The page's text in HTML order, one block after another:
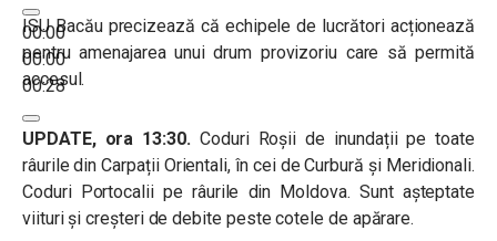
00:00
00:00
00:28
ISU Bacău precizează că echipele de lucrători acționează
pentru amenajarea unui drum provizoriu care să permită
accesul.
UPDATE, ora 13:30. Coduri Roșii de inundații pe toate
râurile din Carpații Orientali, în cei de Curbură și Meridionali.
Coduri Portocalii pe râurile din Moldova. Sunt așteptate
viituri și creşteri de debite peste cotele de apărare.